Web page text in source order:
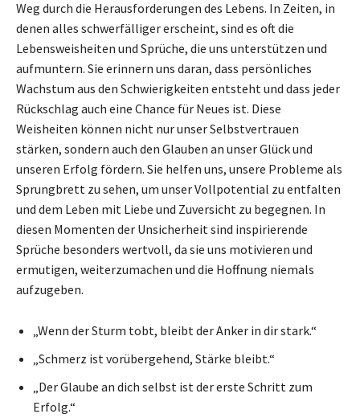
Weg durch die Herausforderungen des Lebens. In Zeiten, in
denen alles schwerfälliger erscheint, sind es oft die
Lebensweisheiten und Sprüche, die uns unterstützen und
aufmuntern. Sie erinnern uns daran, dass persönliches
Wachstum aus den Schwierigkeiten entsteht und dass jeder
Rückschlag auch eine Chance für Neues ist. Diese
Weisheiten können nicht nur unser Selbstvertrauen
stärken, sondern auch den Glauben an unser Glück und
unseren Erfolg fördern. Sie helfen uns, unsere Probleme als
Sprungbrett zu sehen, um unser Vollpotential zu entfalten
und dem Leben mit Liebe und Zuversicht zu begegnen. In
diesen Momenten der Unsicherheit sind inspirierende
Sprüche besonders wertvoll, da sie uns motivieren und
ermutigen, weiterzumachen und die Hoffnung niemals
aufzugeben.
„Wenn der Sturm tobt, bleibt der Anker in dir stark.“
„Schmerz ist vorübergehend, Stärke bleibt.“
„Der Glaube an dich selbst ist der erste Schritt zum
Erfolg.“